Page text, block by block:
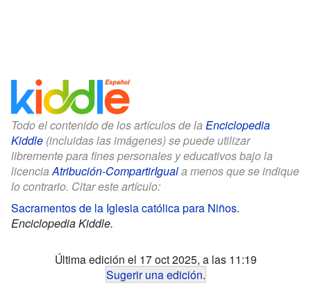
Todo el contenido de los artículos de la Enciclopedia
Kiddle (incluidas las imágenes) se puede utilizar
libremente para fines personales y educativos bajo la
licenciaAtribución-CompartirIguala menos que se indique
lo contrario. Citar este artículo:
Sacramentos de la Iglesia católica para Niños.
Enciclopedia Kiddle.
Última edición el 17 oct 2025, a las 11:19
Sugerir una edición.